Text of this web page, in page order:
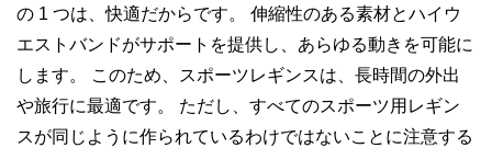
の 1 つは、快適だからです。 伸縮性のある素材とハイウ
エストバンドがサポートを提供し、あらゆる動きを可能に
します。 このため、スポーツレギンスは、長時間の外出
や旅行に最適です。 ただし、すべてのスポーツ用レギン
スが同じように作られているわけではないことに注意する